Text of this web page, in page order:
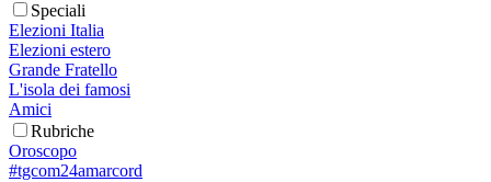
Speciali
Elezioni Italia
Elezioni estero
Grande Fratello
L'isola dei famosi
Amici
Rubriche
Oroscopo
#tgcom24amarcord